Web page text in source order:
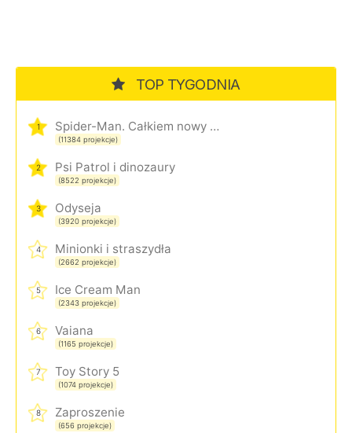
TOP TYGODNIA
1 Spider-Man. Całkiem nowy dzień
(11384 projekcje)
2 Psi Patrol i dinozaury
(8522 projekcje)
3 Odyseja
(3920 projekcje)
4 Minionki i straszydła
(2662 projekcje)
5 Ice Cream Man
(2343 projekcje)
6 Vaiana
(1165 projekcje)
7 Toy Story 5
(1074 projekcje)
8 Zaproszenie
(656 projekcje)